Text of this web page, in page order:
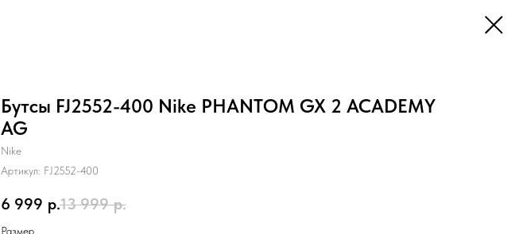
Бутсы FJ2552-400 Nike PHANTOM GX 2 ACADEMY
AG
Nike
Артикул: FJ2552-400
6 999 р.13 999 р.
Размер